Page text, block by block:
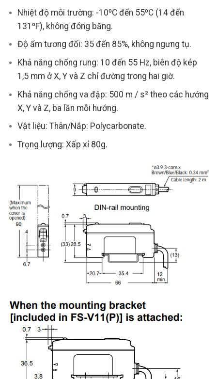
Nhiệt độ môi trường: -10ºC đến 55ºC (14 đến
131ºF), không đóng băng.
Độ ẩm tương đối: 35 đến 85%, không ngưng tụ.
Khả năng chống rung: 10 đến 55 Hz, biên độ kép
1,5 mm ở X, Y và Z chỉ đường trong hai giờ.
Khả năng chống va đập: 500 m / s² theo các hướng
X, Y và Z, ba lần mỗi hướng.
Vật liệu: Thân/Nắp: Polycarbonate.
Trọng lượng: Xấp xỉ 80g.